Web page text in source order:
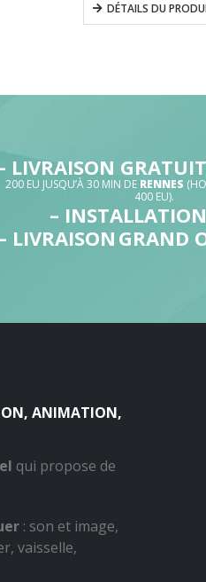
DÉTAILS DU
LIVRAISON
200 EU JUSQU’À 30 MIN DE RENNES
400 EU).
– INSTALLATION
LIVRAISON GRAND
ANIMATION,
qui propose de
: son et image,
vaisselle,